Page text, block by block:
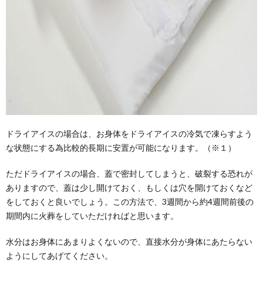
ドライアイスの場合は、お身体をドライアイスの冷気で凍らすよう
な状態にする為比較的長期に安置が可能になります。（※１）
ただドライアイスの場合、蓋で密封してしまうと、破裂する恐れが
ありますので、蓋は少し開けておく、もしくは穴を開けておくなど
をしておくと良いでしょう。この方法で、3週間から約4週間前後の
期間内に火葬をしていただければと思います。
水分はお身体にあまりよくないので、直接水分が身体にあたらない
ようにしてあげてください。